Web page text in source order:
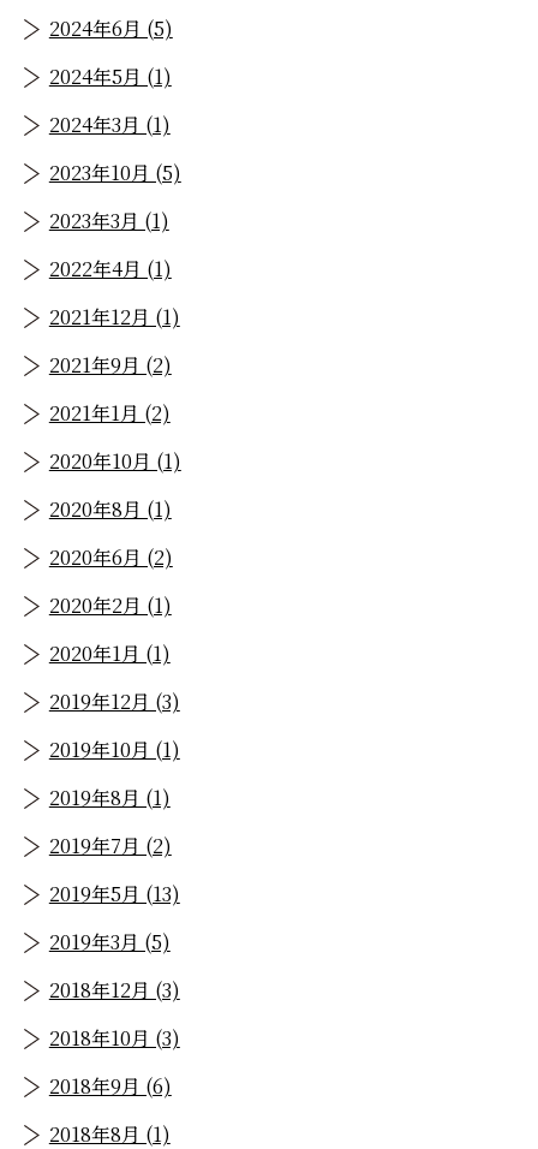
2024年6月 (5)
2024年5月 (1)
2024年3月 (1)
2023年10月 (5)
2023年3月 (1)
2022年4月 (1)
2021年12月 (1)
2021年9月 (2)
2021年1月 (2)
2020年10月 (1)
2020年8月 (1)
2020年6月 (2)
2020年2月 (1)
2020年1月 (1)
2019年12月 (3)
2019年10月 (1)
2019年8月 (1)
2019年7月 (2)
2019年5月 (13)
2019年3月 (5)
2018年12月 (3)
2018年10月 (3)
2018年9月 (6)
2018年8月 (1)